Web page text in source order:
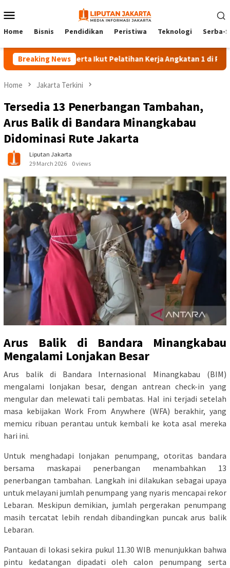
to
Menu
Home Bisnis Pendidikan Peristiwa Teknologi Serba-
Breaking News
140 Peserta Ikut Pelatihan Kerja Angkatan 1 di PPKD Jaksel
Home Jakarta Terkini
Tersedia 13 Penerbangan Tambahan,
Arus Balik di Bandara Minangkabau
Didominasi Rute Jakarta
Liputan Jakarta
29 March 2026
0 views
Arus Balik di Bandara Minangkabau
Mengalami Lonjakan Besar
Arus balik di Bandara Internasional Minangkabau (BIM)
mengalami lonjakan besar, dengan antrean check-in yang
mengular dan melewati tali pembatas. Hal ini terjadi setelah
masa kebijakan Work From Anywhere (WFA) berakhir, yang
memicu ribuan perantau untuk kembali ke kota asal mereka
hari ini.
Untuk menghadapi lonjakan penumpang, otoritas bandara
bersama maskapai penerbangan menambahkan 13
penerbangan tambahan. Langkah ini dilakukan sebagai upaya
untuk melayani jumlah penumpang yang nyaris mencapai rekor
Lebaran. Meskipun demikian, jumlah pergerakan penumpang
masih tercatat lebih rendah dibandingkan puncak arus balik
Lebaran.
Pantauan di lokasi sekira pukul 11.30 WIB menunjukkan bahwa
pintu kedatangan dipadati oleh calon penumpang serta